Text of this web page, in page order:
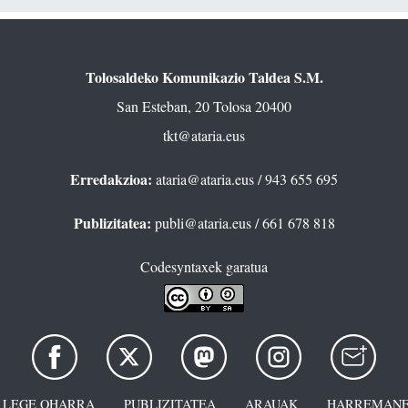
Tolosaldeko Komunikazio Taldea S.M.
San Esteban, 20 Tolosa 20400
tkt@ataria.eus
Erredakzioa: ataria@ataria.eus/ 943 655 695
Publizitatea: publi@ataria.eus/ 661 678 818
Codesyntaxek garatua
LEGE OHARRA PUBLIZITATEA ARAUAK